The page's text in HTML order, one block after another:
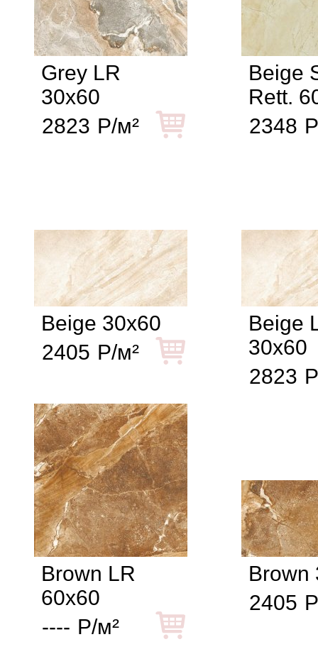
Grey LR
30x60
2823 Р/м²
Beige
Rett.
2348
Beige 30x60
2405 Р/м²
Beige
30x60
2823
Brown LR
60x60
---- Р/м²
Brown
2405